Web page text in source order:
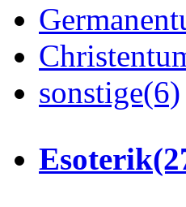
sonstige(6)
Esoterik